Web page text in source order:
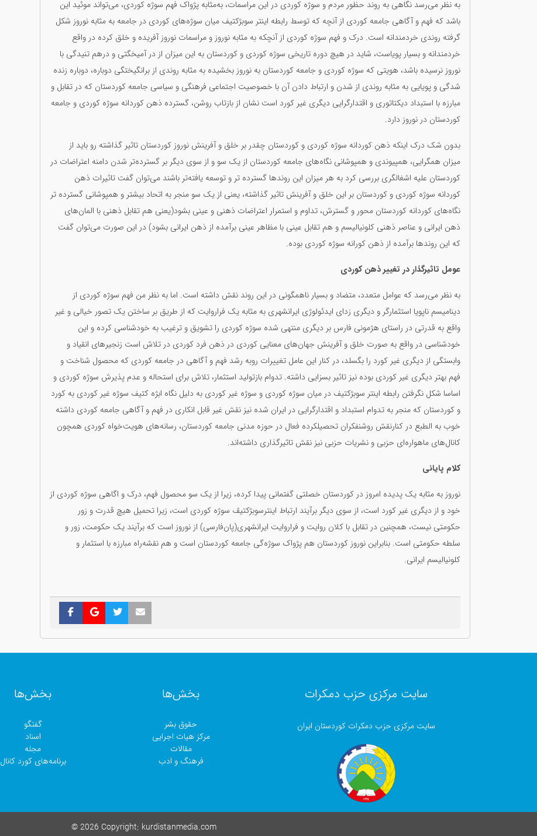
به نظر می‌رسد نگاهی به روند حظور مردم و سوژه کوردی در این مراسمات، بەمثابە پژواک فهم سوژه کوردی، می‌تواند موئید این
باشد که فهم و آگاهی جامعه کوردی از آنچه که توسط رابطه اینتر سوبژکتیف میان سوژه‌های کوردی در جامعه به مثابه نوروز شکل
گرفته روندی خردمندانه است. درک و فهم سوژه کوردی از آنچکه به مثابه نوروز و مراسمات نوروز آفریده و خلق کرده در واقع
خردمندانه و بسیار پویاست، شاید در هیچ دوره تاریخی سوژه کوردی و کوردستان به این میزان از در آمیخگتی و درهم تنیدگی با
نوروز نرسیده باشد، هویتی که سوژه کوردی و جامعه کوردستان به نوروز بخشیده به مثابه روندی از برانگیختگی دوباره، دوباره زنده
شدگی و پویایی به مثابه روندی از شدن و ارتباط دادن آن با خصوصیت اجتماعی فرهنگی و سیاسی جامعه کوردستان که در تقابل و
مبارزه با استبداد دیکتاتوری و اقتدارگرایی دیگری غیر کورد است نشان از بازتاب روشن، گسترده ذهن کوردانە سوژه کوردی و جامعه
کوردستان در نوروز دارد.
بدون شک درک اینکه ذهن کوردانە سوژه کوردی و کوردستان چقدر بر خلق و آفرینش نوروز کوردستان تاثیر گذاشته رو باید از
میزان همگرایی، همپیوندی و همپوشانی نگاه‌های جامعه كوردستان از یک سو و از سوی دیگر بر گسترده‌تر شدن دامنه اعتراضات در
کوردستان علیه اشغالگری بررسی کرد به هر میزان این روندها گسترده تر و توسعە یافته‌تر باشند می‌توان گفت تاثیرات ذهن
کوردانە سوژه کوردی و کوردستان بر این خلق و آفرینش تاثیر گذاشته، یعنی از یک سو منجر به اتحاد بیشتر و همپوشانی گسترده تر
نگاه‌های کوردانە کوردستان محور و گسترش، تداوم و استمرار اعتراضات ذهنی و عینی بشود(یعنی هم تقابل ذهنی با المان‌های
ذهن ایرانی و عناصر ذهنی کلونیالیسم و هم تقابل عینی با مظاهر عینی برآمدە از ذهن ایرانی بشود) در این صورت می‌توان گفت
که این روندها برآمدە از ذهن کورانە سوژه کوردی بوده.
عومل تاثیرگذار در تغییر ذهن کوردی
به نظر می‌رسد که عوامل متعدد، متضاد و بسیار ناهمگونی در این روند نقش داشته است. اما به نظر من فهم سوژه کوردی از
دینامیسم ناپویا استثمارگر و دیگری زدای ایدئولوژی ایرانشهری به مثابه یک فراروایت که از طریق بر ساختن یک تصور خیالی و غیر
واقع به قدرتی در راستای هژمونی فارس بر دیگری منتهی شده سوژه کوردی را تشویق و ترغیب به خودشناسی کرده و این
خودشناسی در واقع به صورت خلق و آفرینش جهان‌های معنایی کوردی در ذهن فرد کوردی در تلاش است زنجیرهای انقیاد و
وابستگی از دیگری غیر کورد را بگسلد، در کنار این عامل تغییرات روبه رشد فهم و آگاهی در جامعه کوردی که محصول شناخت و
فهم بهتر دیگری غیر کوردی بوده نیز تاثیر بسزایی داشته. تدوام بازتولید استثمار، تلاش برای استحاله و عدم پذیرش سوژه کوردی و
اساسا شکل نگرفتن رابطه اینتر سوبژکتیف در میان سوژه کوردی و سوژه غير کوردی به دلیل نگاه ابژه کتیف سوژه غیر کوردی به کورد
و کوردستان که منجر به تدوام استبداد و اقتدارگرایی در ایران شده نیز نقش غیر قابل انکاری در فهم و آگاهی جامعه کوردی داشته
خوب به الطبع در کنارنقش روشنفکران تحصیلکردە فعال در حوزە مدنی جامعە کوردستان، رسانه‌های هویت‌خواه کوردی همچون
کانال‌های ماهواره‌ای حزبی و نشریات حزبی نیز نقش تاثیرگذاری داشته‌اند.
کلام پایانی
نوروز بە مثابە یک پدیدە امروز در کوردستان خصلتی گفتمانی پیدا کردە، زیرا از یک سو محصول فهم، درک و اگاهی سوژە کوردی از
خود و از دیگری غیر کورد است، از سوی دیگر برآیند ارتباط اینترسوبژکتیڤ سوژە کوردی است، زیرا تحمیل هیچ قدرت و زور
حکومتی نیست، همچنین در تقابل با کلان روایت و فراروایت ایرانشهری(پان‌فارسی) از نوروز است کە برآیند یک حکومت، زور و
سلطه حکومتی است. بنابراین نوروز کوردستان هم پژواک سوژەگی جامعە کوردستان است و هم نقشەراە مبارزە با استثمار و
کلونیالیسم ایرانی.
سایت مرکزی حزب دمکرات
سایت مرکزی حزب دمکرات کوردستان ایران
بخش‌ها
حقوق بشر
مرکز هیات اجرایی
مقالات
فرهنگ و ادب
بخش‌ها
گفتگو
اسناد
مجلە
برنامەهای کورد کانال
© 2026 Copyright: kurdistanmedia.com